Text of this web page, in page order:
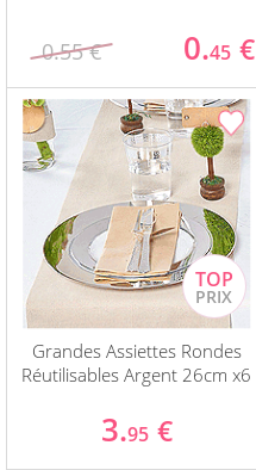
0.55 € 0.45 €
Grandes Assiettes Rondes
Réutilisables Argent 26cm x6
3.95 €